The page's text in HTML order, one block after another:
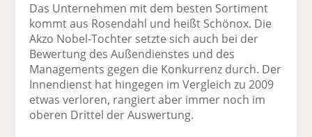
Das Unternehmen mit dem besten Sortiment
kommt aus Rosendahl und heißt Schönox. Die
Akzo Nobel-Tochter setzte sich auch bei der
Bewertung des Außendienstes und des
Managements gegen die Konkurrenz durch. Der
Innendienst hat hingegen im Vergleich zu 2009
etwas verloren, rangiert aber immer noch im
oberen Drittel der Auswertung.